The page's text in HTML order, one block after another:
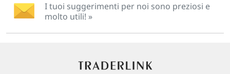
I tuoi suggerimenti per noi sono preziosi e
molto utili! »